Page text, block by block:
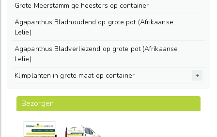
Grote Meerstammige heesters op container
Agapanthus Bladhoudend op grote pot (Afrikaanse
Lelie)
Agapanthus Bladverliezend op grote pot (Afrikaanse
Lelie)
Klimplanten in grote maat op container
Bezorgen